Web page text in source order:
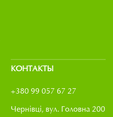
КОНТАКТЫ
+380 99 057 67 27
Чернівці, вул. Головна 200